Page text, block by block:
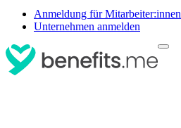
Anmeldung für Mitarbeiter:innen
Unternehmen anmelden